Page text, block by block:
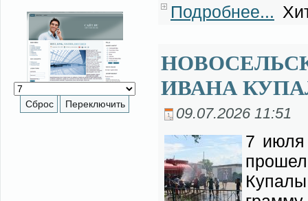
Подробнее...
ИВАНА
09.07.2026 11:51
7 июля